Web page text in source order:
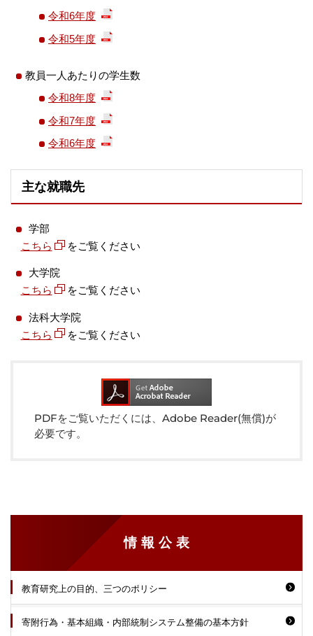
情報公表
教育研究上の目的、三つのポリシー
寄附行為・基本組織・内部統制システム整備の基本方針
令和6年度
令和5年度
教員一人あたりの学生数
令和8年度
令和7年度
令和6年度
主な就職先
学部
こちら
をご覧ください
大学院
こちら
をご覧ください
法科大学院
こちら
をご覧ください
PDFをご覧いただくには、Adobe Reader(無償)が
必要です。